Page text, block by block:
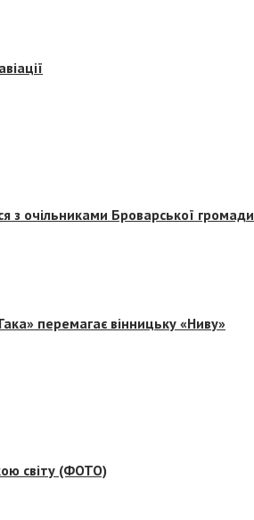
з очільниками Броварської громади
перемагає вінницьку «Ниву»
світу (ФОТО)